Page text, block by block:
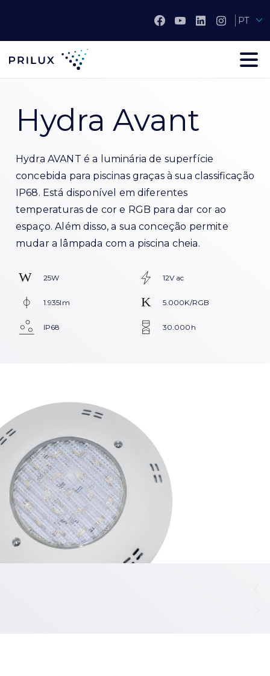
PT
Hydra Avant
Hydra AVANT é a luminária de superfície
concebida para piscinas graças à sua classificação
IP68. Está disponível em diferentes
temperaturas de cor e RGB para dar cor ao
espaço. Além disso, a sua conceção permite
mudar a lâmpada com a piscina cheia.
25W
1.935lm
IP68
12V ac
5.000K/RGB
30.000h